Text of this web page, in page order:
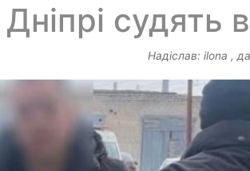
судять
Надіслав: ilona ,